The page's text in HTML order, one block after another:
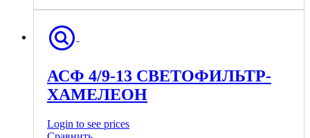
АСФ 4/9-13 СВЕТОФИЛЬТР-
ХАМЕЛЕОН
Login to see prices